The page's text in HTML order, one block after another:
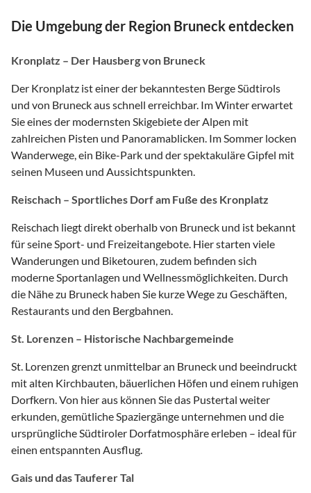
Die Umgebung der Region Bruneck entdecken
Kronplatz – Der Hausberg von Bruneck
Der Kronplatz ist einer der bekanntesten Berge Südtirols
und von Bruneck aus schnell erreichbar. Im Winter erwartet
Sie eines der modernsten Skigebiete der Alpen mit
zahlreichen Pisten und Panoramablicken. Im Sommer locken
Wanderwege, ein Bike-Park und der spektakuläre Gipfel mit
seinen Museen und Aussichtspunkten.
Reischach – Sportliches Dorf am Fuße des Kronplatz
Reischach liegt direkt oberhalb von Bruneck und ist bekannt
für seine Sport- und Freizeitangebote. Hier starten viele
Wanderungen und Biketouren, zudem befinden sich
moderne Sportanlagen und Wellnessmöglichkeiten. Durch
die Nähe zu Bruneck haben Sie kurze Wege zu Geschäften,
Restaurants und den Bergbahnen.
St. Lorenzen – Historische Nachbargemeinde
St. Lorenzen grenzt unmittelbar an Bruneck und beeindruckt
mit alten Kirchbauten, bäuerlichen Höfen und einem ruhigen
Dorfkern. Von hier aus können Sie das Pustertal weiter
erkunden, gemütliche Spaziergänge unternehmen und die
ursprüngliche Südtiroler Dorfatmosphäre erleben – ideal für
einen entspannten Ausflug.
Gais und das Tauferer Tal